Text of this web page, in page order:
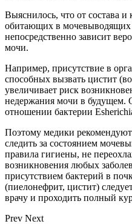
Выяснилось, что от состава и
обитающих в
непосредственно зависит
мочи.
Например, присутствие в
способных вызвать цистит
увеличивает риск
недержания мочи в будущем.
отношении бактерии
Поэтому медики
следить за состоянием
правила гигиены, не
возникновения любых
присутствием бактерий в
(пиелонефрит, цистит)
врачу и проходить полный
Prev Next